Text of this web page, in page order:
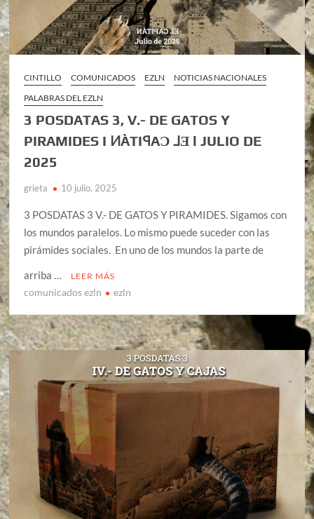
CINTILLO COMUNICADOS EZLN
NOTICIAS NACIONALES
PALABRAS DEL EZLN
3 POSDATAS 3, V.- DE GATOS Y
PIRAMIDES I ͶÀTIꟼAƆ ⅃Ǝ l JULIO DE
2025
grieta 10 julio, 2025
3 POSDATAS 3 V.- DE GATOS Y PIRAMIDES. Sigamos con
los mundos paralelos. Lo mismo puede suceder con las
pirámides sociales. En uno de los mundos la parte de
arriba …
LEER MÁS
comunicados ezln ezln